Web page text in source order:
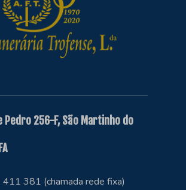
Pedro 256-F, São Martinho do
381 (chamada rede fixa)